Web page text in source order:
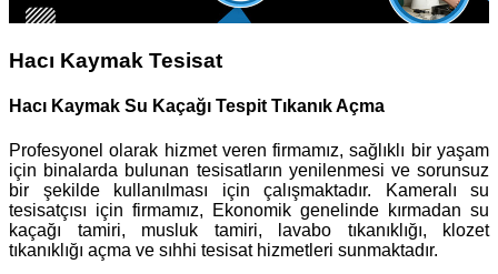
Hacı Kaymak Tesisat
Hacı Kaymak Su Kaçağı Tespit Tıkanık Açma
Profesyonel olarak hizmet veren firmamız, sağlıklı bir yaşam
için binalarda bulunan tesisatların yenilenmesi ve sorunsuz
bir şekilde kullanılması için çalışmaktadır. Kameralı su
tesisatçısı için firmamız, Ekonomik genelinde kırmadan su
kaçağı tamiri, musluk tamiri, lavabo tıkanıklığı, klozet
tıkanıklığı açma ve sıhhi tesisat hizmetleri sunmaktadır.